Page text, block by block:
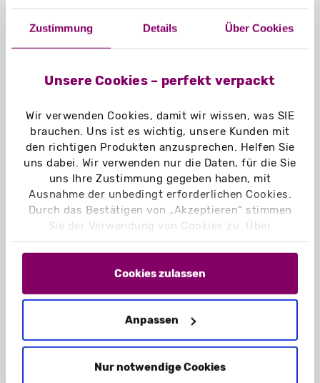
Zustimmung Details Über Cookies
Unsere Cookies – perfekt verpackt
Wir verwenden Cookies, damit wir wissen, was SIE
brauchen. Uns ist es wichtig, unsere Kunden mit
den richtigen Produkten anzusprechen. Helfen Sie
uns dabei. Wir verwenden nur die Daten, für die Sie
uns Ihre Zustimmung gegeben haben, mit
Ausnahme der unbedingt erforderlichen Cookies.
Durch das Bestätigen von „Akzeptieren“ stimmen
Sie der Verwendung von Cookies zu. Über
„Einstellungen“ können Sie auswählen, welche
Cookies Sie zulassen. Hier finden Sie unser
und unsereDatenschutzerklärung
Cookies zulassen
Anpassen
Nur notwendige Cookies
BEDRUCKTES MUSTER
BESTELLEN
Unser Geschenk für Sie:
9,95 €. Die Musterkosten werden in Form eines Gutscheins
Bei Fragen wenden Sie sich gerne an unsere erfahrenen
: Bitte beachten Sie, dass bei uns maximal 10 Muster
pro Jahr / pro Kunde bestellt werden können. Wir behalten
Mehr lesen
Technische Daten